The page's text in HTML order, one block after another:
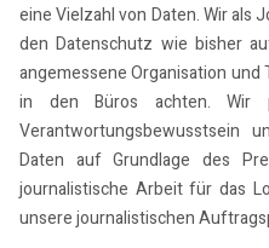
eine Vielzahl von Daten. Wir als
den Datenschutz wie bisher
angemessene Organisation und
in den Büros achten. Wir
Verantwortungsbewusstsein
Daten auf Grundlage des
journalistische Arbeit für das
unsere journalistischen